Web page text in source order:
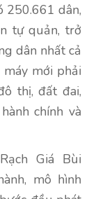
250.661 dân,
tự quản, trở
dân nhất cả
mới phải
thị, đất đai,
chính và
Giá Bùi
mô hình